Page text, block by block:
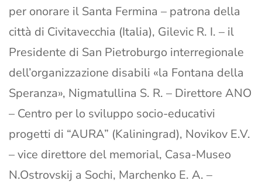
per onorare il Santa Fermina – patrona della
città di Civitavecchia (Italia), Gilevic R. I. – il
Presidente di San Pietroburgo interregionale
dell’organizzazione disabili «la Fontana della
Speranza», Nigmatullina S. R. – Direttore ANO
– Centro per lo sviluppo socio-educativi
progetti di “AURA” (Kaliningrad), Novikov E.V.
– vice direttore del memorial, Casa-Museo
N.Ostrovskij a Sochi, Marchenko E. A. –